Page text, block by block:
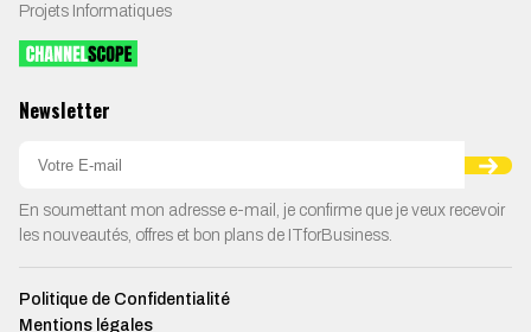
Projets Informatiques
Newsletter
En soumettant mon adresse e-mail, je confirme que je veux recevoir
les nouveautés, offres et bon plans de ITforBusiness.
Politique de Confidentialité
Mentions légales